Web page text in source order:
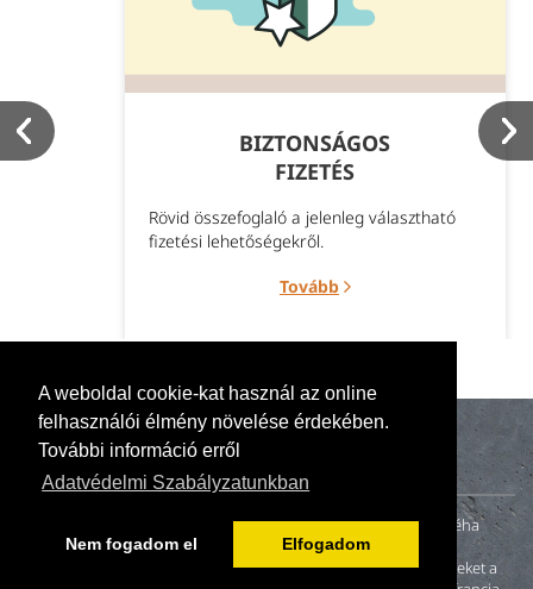
A weboldal cookie-kat használ az online
felhasználói élmény növelése érdekében.
További információ erről
Adatvédelmi Szabályzatunkban
Nem fogadom el Elfogadom
BIZTONSÁGOS
FIZETÉS
Rövid összefoglaló a jelenleg választható
fizetési lehetőségekről.
Tovább
A naturillo.hu mögött egy kis családi vállalkozás (anya, apa és néha
gyerekek) tevékenykedik. 2000-ben fiatal házasként otthonunk
felújításakor nem találtunk környezetbarát és egészséges festékeket a